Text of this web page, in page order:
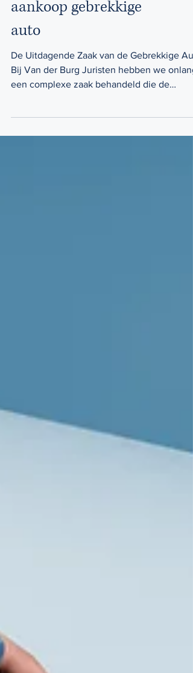
De uitdagingen na
aankoop gebrekkige
auto
De Uitdagende Zaak van de Gebrekkige
een complexe zaak behandeld die de